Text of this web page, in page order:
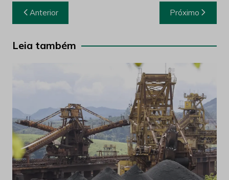
Navegação
de
Post
Anterior Próximo
Leia também